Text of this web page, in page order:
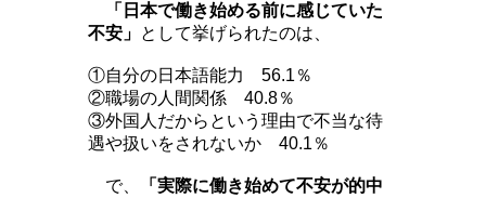
「日本で働き始める前に感じていた
不安」 として挙げられたのは、
①自分の日本語能力 56.1％
②職場の人間関係 40.8％
③外国人だからという理由で不当な待
遇や扱いをされないか 40.1％
で、
「実際に働き始めて不安が的中